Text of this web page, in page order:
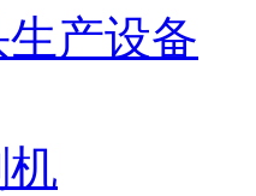
产设备